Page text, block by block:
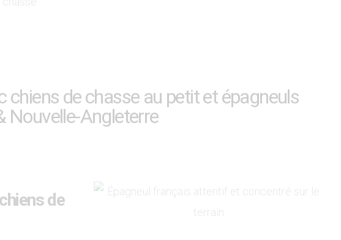
chiens de chasse au petit et épagneuls
Nouvelle-Angleterre
de